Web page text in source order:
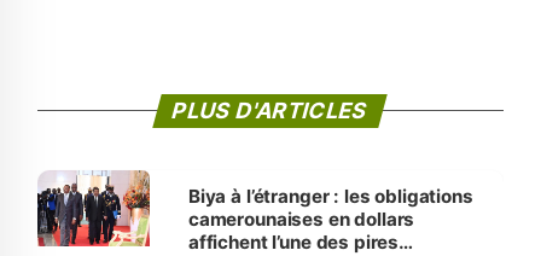
PLUS D'ARTICLES
Biya à l’étranger : les obligations
camerounaises en dollars
affichent l’une des pires